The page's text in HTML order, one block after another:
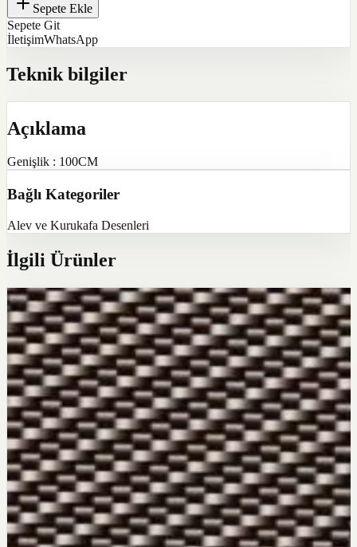
Sepete Ekle
Sepete Git
İletişimWhatsApp
Teknik bilgiler
Açıklama
Genişlik : 100CM
Bağlı Kategoriler
Alev ve Kurukafa Desenleri
İlgili Ürünler